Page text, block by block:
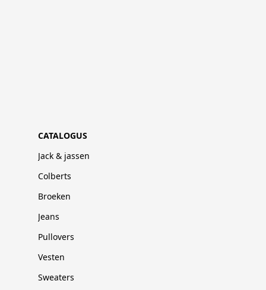
CATALOGUS
Jack & jassen
Colberts
Broeken
Jeans
Pullovers
Vesten
Sweaters